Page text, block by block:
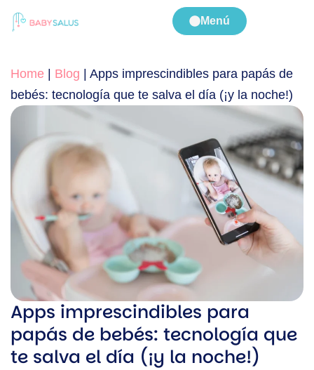
Menú
Home Blog
Apps imprescindibles para papás de
bebés: tecnología que te salva el día (¡y la noche!)
Apps imprescindibles para
papás de bebés: tecnología que
te salva el día (¡y la noche!)